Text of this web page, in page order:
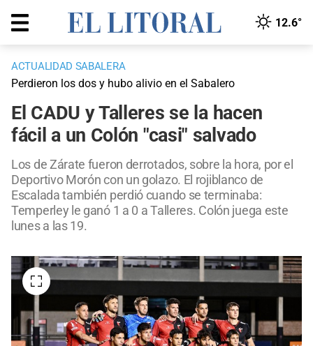
12.6°
ACTUALIDAD SABALERA
Perdieron los dos y hubo alivio en el Sabalero
El CADU y Talleres se la hacen
fácil a un Colón "casi" salvado
Los de Zárate fueron derrotados, sobre la hora, por el
Deportivo Morón con un golazo. El rojiblanco de
Escalada también perdió cuando se terminaba:
Temperley le ganó 1 a 0 a Talleres. Colón juega este
lunes a las 19.